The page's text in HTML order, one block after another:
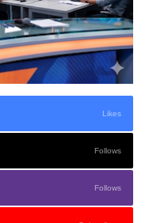
Likes
Follows
Follows